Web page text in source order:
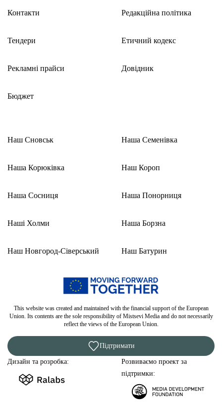
Контакти
Тендери
Рекламні прайси
Бюджет
Редакційна політика
Етичний кодекс
Довідник
Наш Сновськ
Наша Корюківка
Наша Сосниця
Наші Холми
Наш Новгород-Сіверський
Наша Семенівка
Наш Короп
Наша Понорниця
Наша Борзна
Наш Батурин
This website was created and maintained with the financial support of the European
Union. Its contents are the sole responsibility of Mistsevi Media and do not necessarily
reflect the views of the European Union.
Підтримати
Дизайн та розробка:
Розвиваємо проект за
підтримки: